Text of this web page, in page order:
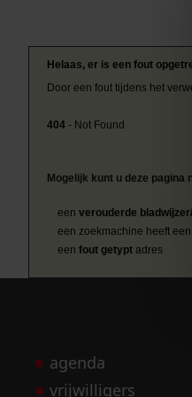
Helaas, er is een fout
Door een fout tijdens het
404 - Not Found
Mogelijk kunt u deze pagina
een verouderde
een zoekmachine heeft een
een fout getypt adres
agenda
vrijwilligers